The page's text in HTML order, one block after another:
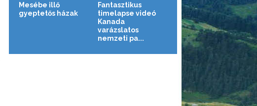
Mesébe illő
gyeptetős házak
Fantasztikus
timelapse videó
Kanada
varázslatos
nemzeti pa...